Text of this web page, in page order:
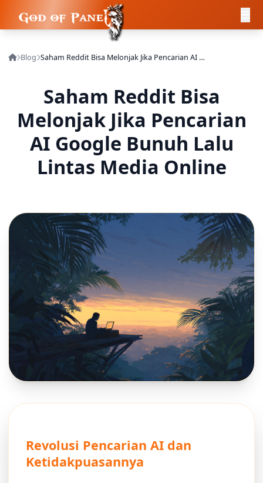
Blog Saham Reddit Bisa Melonjak Jika Pencarian AI Google Bunuh Lalu Lintas Media Online
Saham Reddit Bisa
Melonjak Jika Pencarian
AI Google Bunuh Lalu
Lintas Media Online
Revolusi Pencarian AI dan
Ketidakpuasannya